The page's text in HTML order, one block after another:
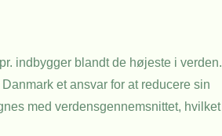
indbygger blandt de højeste i verden.
et ansvar for at reducere sin
med verdensgennemsnittet, hvilket